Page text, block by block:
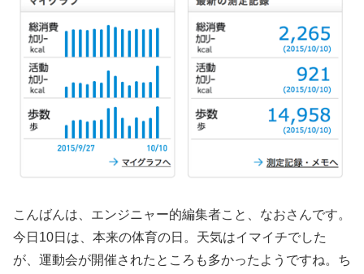
こんばんは、エンジニャー的編集者こと、なおさんです。
今日10日は、本来の体育の日。天気はイマイチでした
が、運動会が開催されたところも多かったようですね。ち